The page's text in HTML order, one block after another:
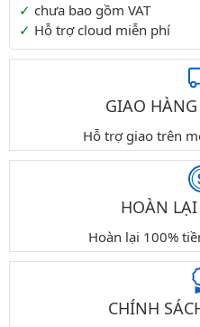
chưa bao gồm VAT
Hỗ trợ cloud miễn phí
GIAO
Hỗ trợ giao trên
HOÀN
Hoàn lại 100%
CHÍNH